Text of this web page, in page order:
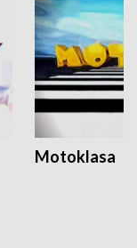
Motoklasa